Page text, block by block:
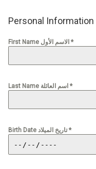
First Name الاسم الأول *
Last Name اسم العائلة *
Birth Date تاريخ الميلاد *